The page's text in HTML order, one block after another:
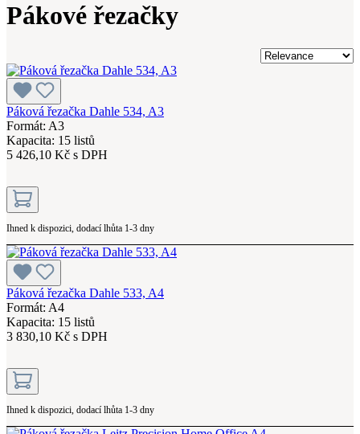
Pákové řezačky
Páková řezačka Dahle 534, A3
Formát: A3
Kapacita: 15 listů
5 426,10 Kč s DPH
Ihned k dispozici, dodací lhůta 1-3 dny
Páková řezačka Dahle 533, A4
Formát: A4
Kapacita: 15 listů
3 830,10 Kč s DPH
Ihned k dispozici, dodací lhůta 1-3 dny